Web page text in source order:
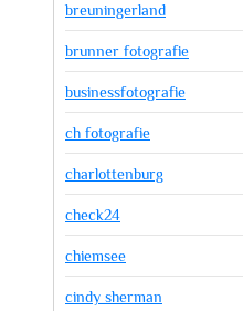
breuningerland
brunner fotografie
businessfotografie
ch fotografie
charlottenburg
check24
chiemsee
cindy sherman